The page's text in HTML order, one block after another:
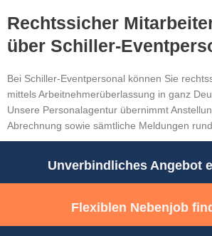
Rechtssicher
über Schiller-
Bei Schiller-Eventpersonal können Sie
mittels Arbeitnehmerüberlassung in ganz
Unsere Personalagentur übernimmt
Abrechnung sowie sämtliche Meldungen
Unverbindliches Angebot
Flexiblen Nebenjob